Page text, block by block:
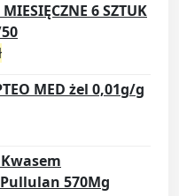
6 SZTUK
MED żel 0,01g/g
570Mg